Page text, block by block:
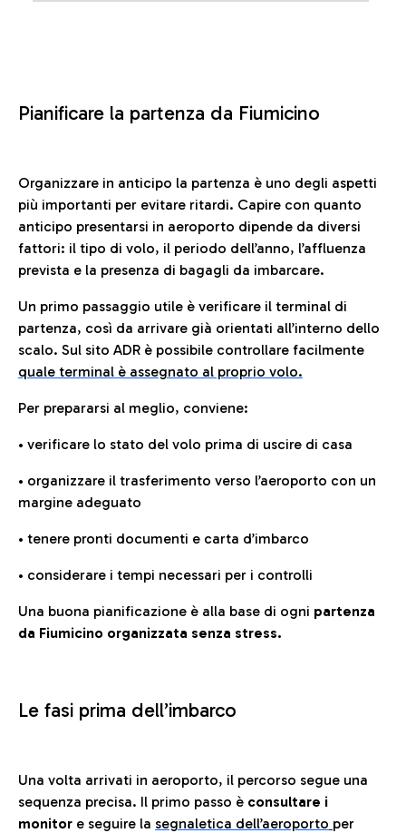
Pianificare la partenza da Fiumicino
Organizzare in anticipo la partenza è uno degli aspetti
più importanti per evitare ritardi. Capire con quanto
anticipo presentarsi in aeroporto dipende da diversi
fattori: il tipo di volo, il periodo dell’anno, l’affluenza
prevista e la presenza di bagagli da imbarcare.
Un primo passaggio utile è verificare il terminal di
partenza, così da arrivare già orientati all’interno dello
scalo. Sul sito ADR è possibile controllare facilmente
quale terminal è assegnato al proprio volo.
Per prepararsi al meglio, conviene:
• verificare lo stato del volo prima di uscire di casa
• organizzare il trasferimento verso l’aeroporto con un
margine adeguato
• tenere pronti documenti e carta d’imbarco
• considerare i tempi necessari per i controlli
Una buona pianificazione è alla base di ogni partenza
da Fiumicino organizzata senza stress.
Le fasi prima dell’imbarco
Una volta arrivati in aeroporto, il percorso segue una
sequenza precisa. Il primo passo è consultare i
monitor e seguire la segnaletica dell’aeroporto per